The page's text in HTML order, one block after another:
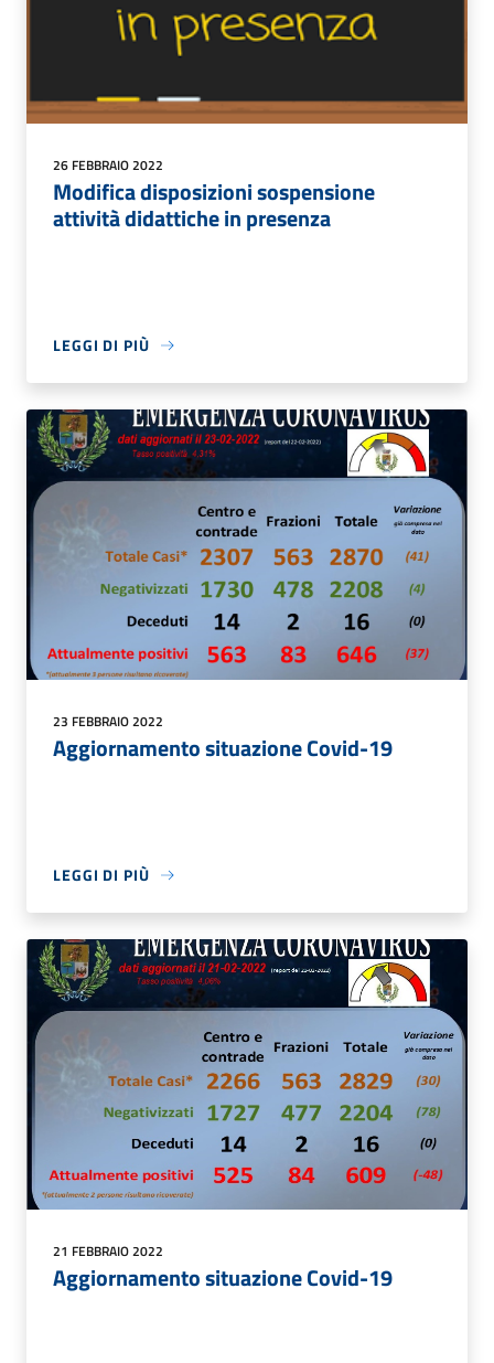
26 FEBBRAIO 2022
Modifica disposizioni sospensione
attività didattiche in presenza
LEGGI DI PIÙ
23 FEBBRAIO 2022
Aggiornamento situazione Covid-19
LEGGI DI PIÙ
21 FEBBRAIO 2022
Aggiornamento situazione Covid-19